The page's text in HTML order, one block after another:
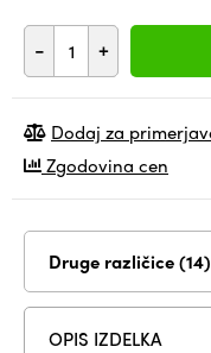
- +
Dodaj za
Zgodovina cen
Druge različice (14)
OPIS IZDELKA